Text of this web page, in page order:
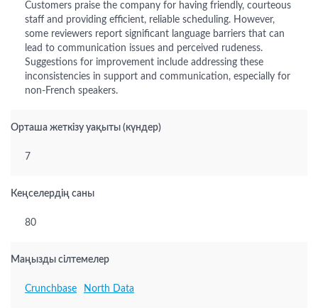
Customers praise the company for having friendly, courteous
staff and providing efficient, reliable scheduling. However,
some reviewers report significant language barriers that can
lead to communication issues and perceived rudeness.
Suggestions for improvement include addressing these
inconsistencies in support and communication, especially for
non-French speakers.
Орташа жеткізу уақыты (күндер)
7
Кеңселердің саны
80
Маңызды сілтемелер
Crunchbase North Data